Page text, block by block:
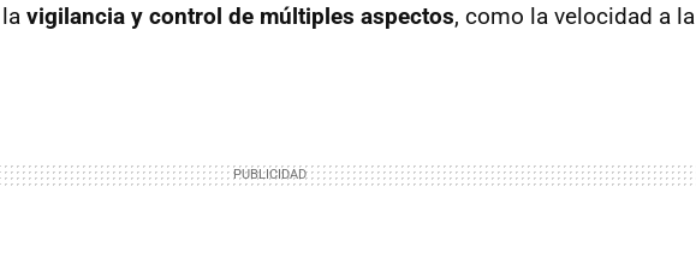
vigilancia y control de múltiples aspectos, como la velocidad a la